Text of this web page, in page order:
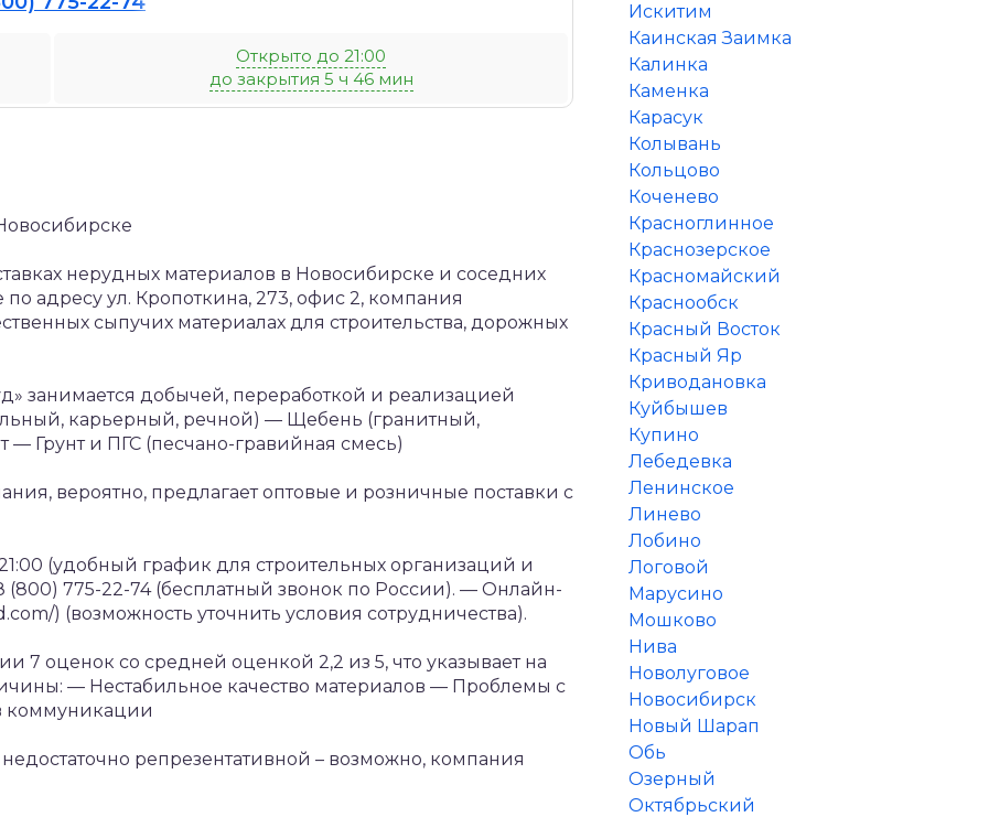
Открыто до 21:00
до закрытия 5 ч 46 мин
нерудных материалов в Новосибирске и соседних
адресу ул. Кропоткина, 273, офис 2, компания
сыпучих материалах для строительства, дорожных
занимается добычей, переработкой и реализацией
карьерный, речной) — Щебень (гранитный,
— Грунт и ПГС (песчано-гравийная смесь)
вероятно, предлагает оптовые и розничные поставки с
(удобный график для строительных организаций и
775-22-74 (бесплатный звонок по России). — Онлайн-
) (возможность уточнить условия сотрудничества).
7 оценок со средней оценкой 2,2 из 5, что указывает на
— Нестабильное качество материалов — Проблемы с
коммуникации
репрезентативной – возможно, компания
Искитим
Каинская Заимка
Калинка
Каменка
Карасук
Колывань
Кольцово
Коченево
Красноглинное
Краснозерское
Красномайский
Краснообск
Красный Восток
Красный Яр
Криводановка
Куйбышев
Купино
Лебедевка
Ленинское
Линево
Лобино
Логовой
Марусино
Мошково
Нива
Новолуговое
Новосибирск
Новый Шарап
Обь
Озерный
Октябрьский